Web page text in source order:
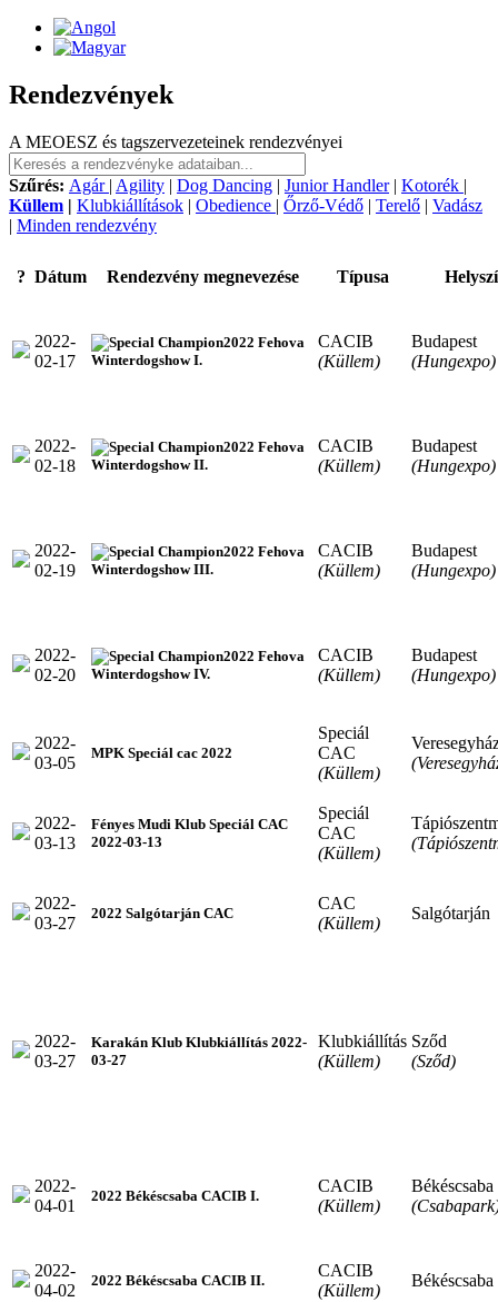
Rendezvények
A MEOESZ és tagszervezeteinek rendezvényei
Szűrés: Agár | Agility | Dog Dancing | Junior Handler| Kotorék |
Küllem | Klubkiállítások | Obedience | Őrző-Védő | Terelő | Vadász
| Minden rendezvény
? Dátum Rendezvény megnevezése Típusa
2022-
02-17
2022 Fehova
Winterdogshow I.
CACIB
(Küllem)
Budapest
(Hungexpo)
2022-
02-18
2022 Fehova
Winterdogshow II.
CACIB
(Küllem)
Budapest
(Hungexpo)
2022-
02-19
2022 Fehova
Winterdogshow III.
CACIB
(Küllem)
Budapest
(Hungexpo)
2022-
02-20
2022 Fehova
Winterdogshow IV.
CACIB
(Küllem)
Budapest
(Hungexpo)
2022-
03-05
MPK Speciál cac 2022
Speciál
CAC
(Küllem)
2022-
03-13
Fényes Mudi Klub Speciál CAC
2022-03-13
Speciál
CAC
(Küllem)
2022-
03-27
2022 Salgótarján CAC
CAC
(Küllem)
Salgótarján
2022-
03-27
Karakán Klub Klubkiállítás 2022-
03-27
Klubkiállítás
(Küllem)
Sződ
(Sződ)
2022-
04-01
2022 Békéscsaba CACIB I.
CACIB
(Küllem)
Békéscsaba
2022-
04-02
2022 Békéscsaba CACIB II.
CACIB
(Küllem)
Békéscsaba